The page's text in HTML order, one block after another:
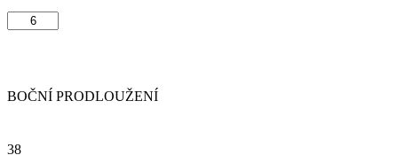
BOČNÍ PRODLOUŽENÍ
38